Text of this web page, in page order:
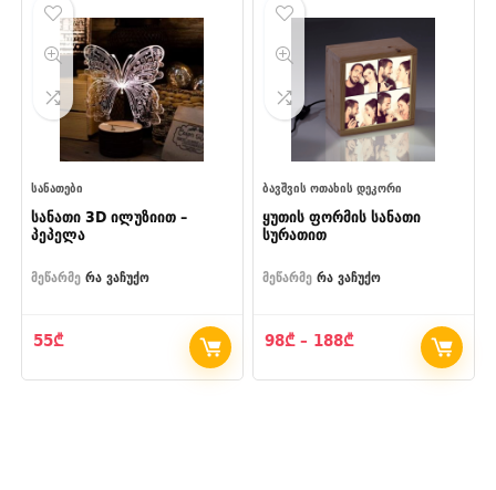
ᲡᲐᲜᲐᲗᲔᲑᲘ
სანათი 3D ილუზიით –
პეპელა
მეწარმე რა ვაჩუქო
55₾
ᲑᲐᲕᲨᲕᲘᲡ ᲝᲗᲐᲮᲘᲡ ᲓᲔᲙᲝᲠᲘ
ყუთის ფორმის სანათი
სურათით
მეწარმე რა ვაჩუქო
98₾ – 188₾Price
98₾